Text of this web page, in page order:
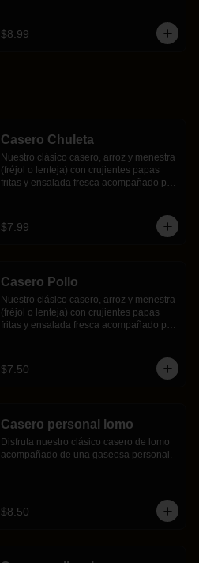
$8.99
Casero Chuleta
Nuestro clásico casero, arroz y menestra
(fréjol o lenteja) con crujientes papas
fritas y ensalada fresca acompañado por
$7.99
Casero Pollo
Nuestro clásico casero, arroz y menestra
(fréjol o lenteja) con crujientes papas
fritas y ensalada fresca acompañado por
$7.50
Casero personal lomo
Disfruta nuestro clásico casero de lomo
acompañado de una gaseosa personal.
$8.50